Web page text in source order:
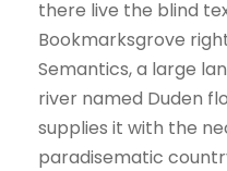
there live the blind
Bookmarksgrove
Semantics, a large
river named Duden
supplies it with the
paradisematic